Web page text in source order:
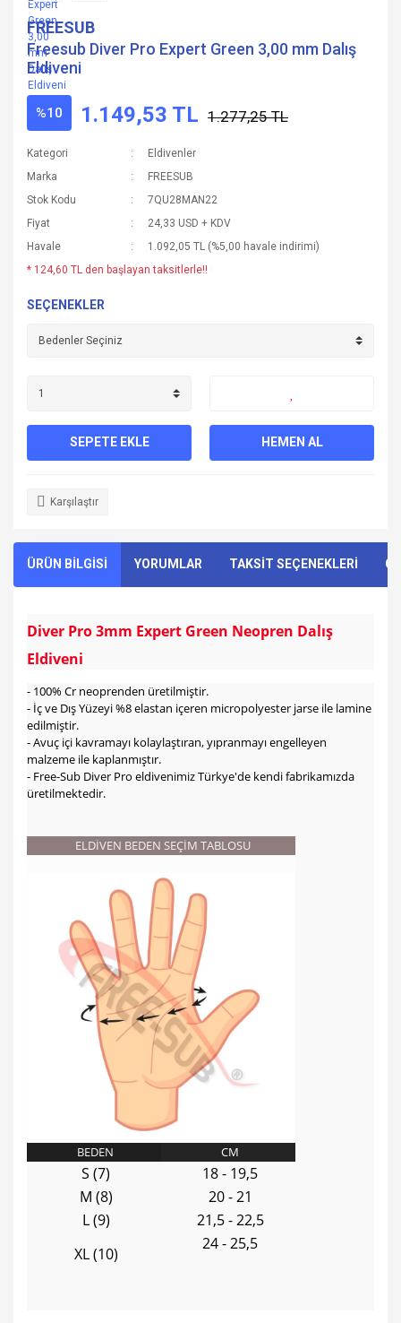
FREESUB
Freesub Diver Pro Expert Green 3,00 mm Dalış
Eldiveni
%10 1.149,53 TL 1.277,25 TL
Kategori
Eldivenler
Marka
FREESUB
Stok Kodu
7QU28MAN22
Fiyat
24,33 USD + KDV
Havale
1.092,05 TL (%5,00 havale indirimi)
* 124,60 TL den başlayan taksitlerle!!
SEÇENEKLER
SEPETE EKLE HEMEN AL
Karşılaştır
ÜRÜN BİLGİSİ YORUMLAR TAKSİT SEÇENEKLERİ
Diver Pro 3mm Expert Green Neopren Dalış
Eldiveni
- 100% Cr neoprenden üretilmiştir.
- İç ve Dış Yüzeyi %8 elastan içeren micropolyester jarse ile lamine
edilmiştir.
- Avuç içi kavramayı kolaylaştıran, yıpranmayı engelleyen
malzeme ile kaplanmıştır.
- Free-Sub Diver Pro eldivenimiz Türkye'de kendi fabrikamızda
üretilmektedir.
ELDİVEN BEDEN SEÇİM TABLOSU
BEDEN CM
S (7)
18 - 19,5
M (8)
20 - 21
L (9)
21,5 - 22,5
XL (10)
24 - 25,5